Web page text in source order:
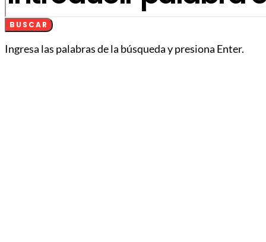
BUSCAR
Ingresa las palabras de la búsqueda y presiona Enter.